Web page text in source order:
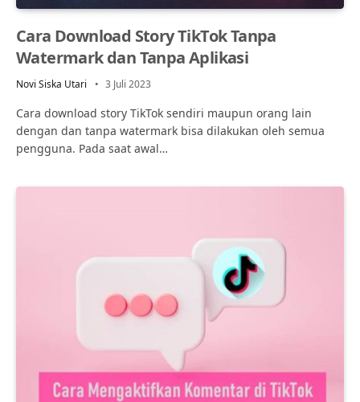
Cara Download Story TikTok Tanpa
Watermark dan Tanpa Aplikasi
Novi Siska Utari 3 Juli 2023
Cara download story TikTok sendiri maupun orang lain
dengan dan tanpa watermark bisa dilakukan oleh semua
pengguna. Pada saat awal…